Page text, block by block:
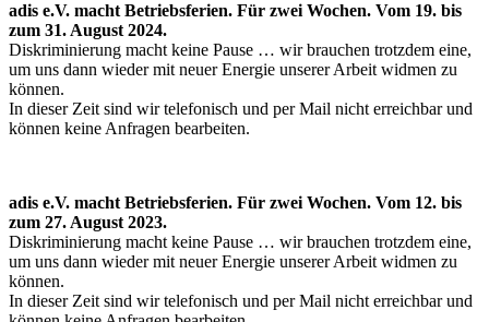
adis e.V. macht Betriebsferien. Für zwei Wochen. Vom 19. bis
zum 31. August 2024.
Diskriminierung macht keine Pause … wir brauchen trotzdem eine,
um uns dann wieder mit neuer Energie unserer Arbeit widmen zu
können.
In dieser Zeit sind wir telefonisch und per Mail nicht erreichbar und
können keine Anfragen bearbeiten.
adis e.V. macht Betriebsferien. Für zwei Wochen. Vom 12. bis
zum 27. August 2023.
Diskriminierung macht keine Pause … wir brauchen trotzdem eine,
um uns dann wieder mit neuer Energie unserer Arbeit widmen zu
können.
In dieser Zeit sind wir telefonisch und per Mail nicht erreichbar und